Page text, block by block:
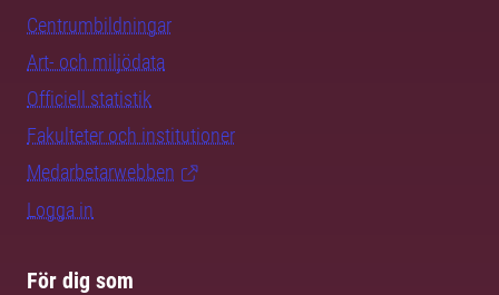
Centrumbildningar
Art- och miljödata
Officiell statistik
Fakulteter och institutioner
Medarbetarwebben
Logga in
För dig som